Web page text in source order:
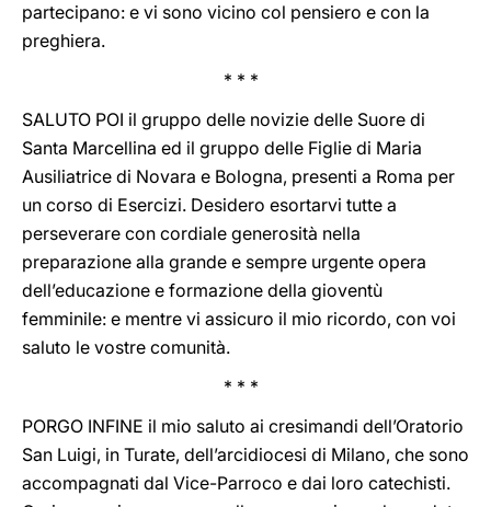
partecipano: e vi sono vicino col pensiero e con la
preghiera.
* * *
SALUTO POI il gruppo delle novizie delle Suore di
Santa Marcellina ed il gruppo delle Figlie di Maria
Ausiliatrice di Novara e Bologna, presenti a Roma per
un corso di Esercizi. Desidero esortarvi tutte a
perseverare con cordiale generosità nella
preparazione alla grande e sempre urgente opera
dell’educazione e formazione della gioventù
femminile: e mentre vi assicuro il mio ricordo, con voi
saluto le vostre comunità.
* * *
PORGO INFINE il mio saluto ai cresimandi dell’Oratorio
San Luigi, in Turate, dell’arcidiocesi di Milano, che sono
accompagnati dal Vice-Parroco e dai loro catechisti.